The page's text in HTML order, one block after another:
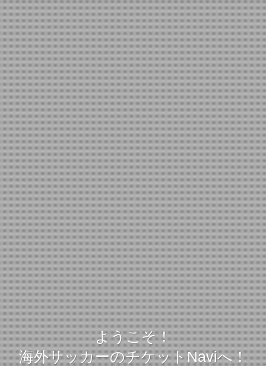
ようこそ！
海外サッカーのチケットNaviへ！